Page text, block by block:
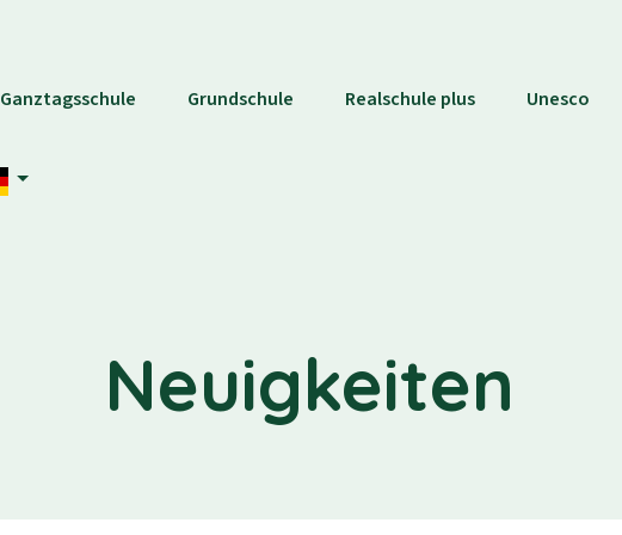
Ganztagsschule Grundschule Realschule plus Unesco
Neuigkeiten